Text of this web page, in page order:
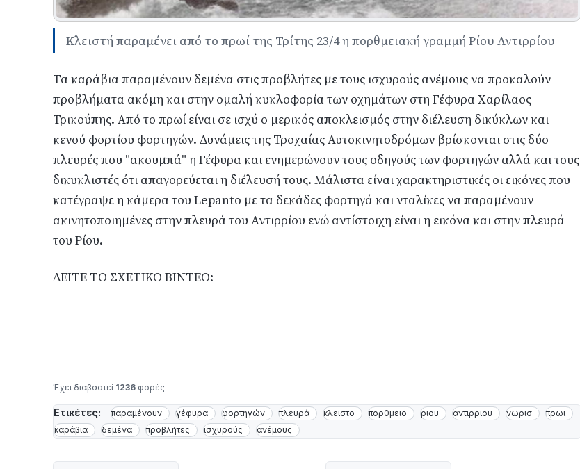
Κλειστή παραμένει από το πρωί της Τρίτης 23/4 η πορθμειακή γραμμή Ρίου Αντιρρίου
Τα καράβια παραμένουν δεμένα στις προβλήτες με τους ισχυρούς ανέμους να προκαλούν
προβλήματα ακόμη και στην ομαλή κυκλοφορία των οχημάτων στη Γέφυρα Χαρίλαος
Τρικούπης. Από το πρωί είναι σε ισχύ ο μερικός αποκλεισμός στην διέλευση δικύκλων και
κενού φορτίου φορτηγών. Δυνάμεις της Τροχαίας Αυτοκινητοδρόμων βρίσκονται στις δύο
πλευρές που "ακουμπά" η Γέφυρα και ενημερώνουν τους οδηγούς των φορτηγών αλλά και τους
δικυκλιστές ότι απαγορεύεται η διέλευσή τους. Μάλιστα είναι χαρακτηριστικές οι εικόνες που
κατέγραψε η κάμερα του Lepanto με τα δεκάδες φορτηγά και νταλίκες να παραμένουν
ακινητοποιημένες στην πλευρά του Αντιρρίου ενώ αντίστοιχη είναι η εικόνα και στην πλευρά
του Ρίου.
ΔΕΙΤΕ ΤΟ ΣΧΕΤΙΚΟ ΒΙΝΤΕΟ:
Έχει διαβαστεί 1236 φορές
Ετικέτες: παραμένουν γέφυρα φορτηγών πλευρά κλειστο πορθμειο ριου αντιρριου νωρισ
πρωι
καράβια
δεμένα προβλήτες ισχυρούς ανέμους